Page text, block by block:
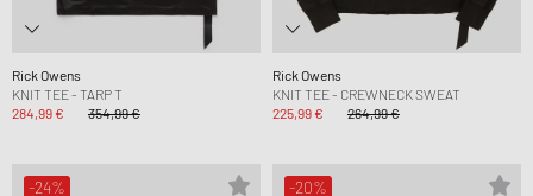
Rick Owens
KNIT TEE - TARP T
284,99 €
354,99 €
Rick Owens
KNIT TEE - CREWNECK SWEAT
225,99 €
264,99 €
-24% -20%